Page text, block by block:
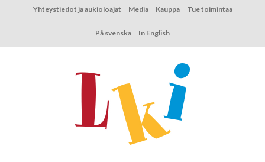
Yhteystiedot ja aukioloajat Media Kauppa Tue toimintaa
På svenska In English